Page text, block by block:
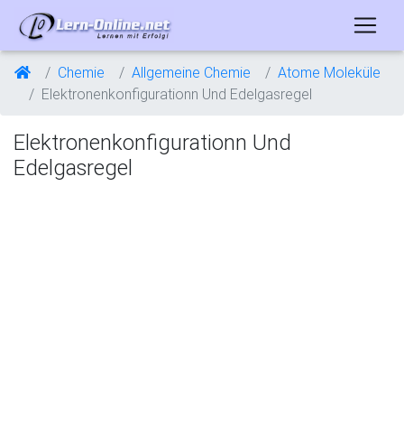
Chemie Allgemeine Chemie
Atome Moleküle
Elektronenkonfigurationn Und Edelgasregel
Elektronenkonfigurationn Und
Edelgasregel